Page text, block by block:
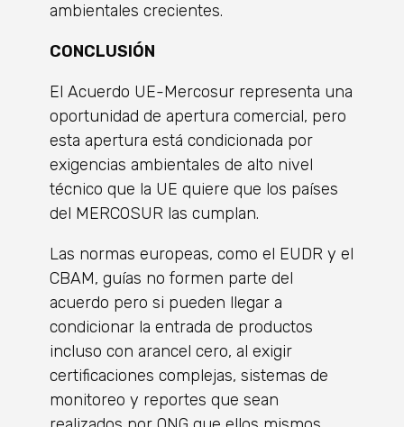
ambientales crecientes.
CONCLUSIÓN
El Acuerdo UE-Mercosur representa una
oportunidad de apertura comercial, pero
esta apertura está condicionada por
exigencias ambientales de alto nivel
técnico que la UE quiere que los países
del MERCOSUR las cumplan.
Las normas europeas, como el EUDR y el
CBAM, guías no formen parte del
acuerdo pero si pueden llegar a
condicionar la entrada de productos
incluso con arancel cero, al exigir
certificaciones complejas, sistemas de
monitoreo y reportes que sean